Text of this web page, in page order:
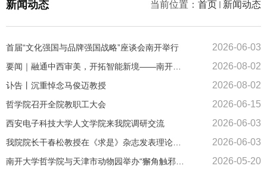
当前位置： 首页 新闻动态
新闻动态
首届“文化强国与品牌强国战略”座谈会南开举行 2026-06-03
2026-08-02
讣告丨沉重悼念马俊迈教授 2026-08-02
哲学院召开全院教职工大会 2026-06-15
西安电子科技大学人文学院来我院调研交流 2026-06-03
2026-06-03
2026-05-20